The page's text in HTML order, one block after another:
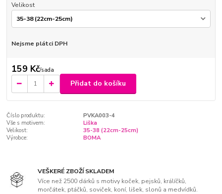
Velikost
Nejsme plátci DPH
159 Kč/sada
Přidat do košíku
Číslo produktu:
PVKA003-4
Vše s motivem:
Liška
Velikost:
35-38 (22cm-25cm)
Výrobce:
BOMA
VEŠKERÉ ZBOŽÍ SKLADEM
Více než 2500 dárků s motivy koček, pejsků, králíčků,
morčátek, ptáčků, soviček, koní, lišek, slonů a medvídků.